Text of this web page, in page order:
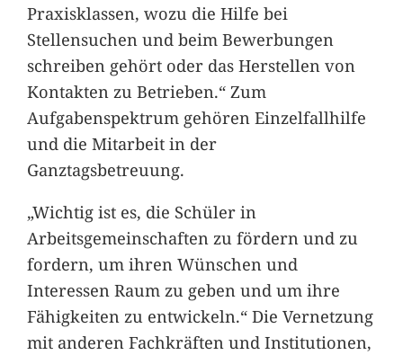
Praxisklassen, wozu die Hilfe bei
Stellensuchen und beim Bewerbungen
schreiben gehört oder das Herstellen von
Kontakten zu Betrieben.“ Zum
Aufgabenspektrum gehören Einzelfallhilfe
und die Mitarbeit in der
Ganztagsbetreuung.
„Wichtig ist es, die Schüler in
Arbeitsgemeinschaften zu fördern und zu
fordern, um ihren Wünschen und
Interessen Raum zu geben und um ihre
Fähigkeiten zu entwickeln.“ Die Vernetzung
mit anderen Fachkräften und Institutionen,